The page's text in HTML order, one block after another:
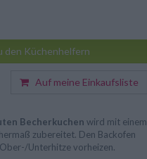
den Küchenhelfern
Auf meine Einkaufsliste
Becherkuchen wird mit einem
zubereitet. Den Backofen
Unterhitze vorheizen.